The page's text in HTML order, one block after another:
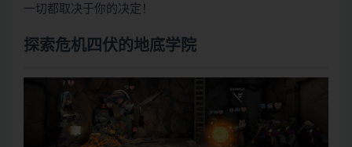
一切都取决于你的决定！
探索危机四伏的地底学院